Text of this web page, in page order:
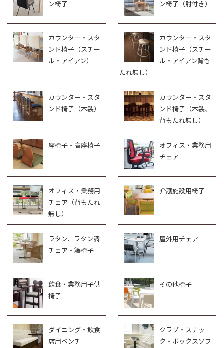
ン椅子 ン椅子（肘付き）
カウンター・スタ
ンド椅子（スチー
ル・アイアン）
カウンター・スタ
ンド椅子（スチー
ル・アイアン背も
たれ無し）
カウンター・スタ
ンド椅子（木製）
カウンター・スタ
ンド椅子（木製、
背もたれ無し）
座椅子・高座椅子
オフィス・業務用
チェア
オフィス・業務用
チェア（背もたれ
無し）
介護施設用椅子
ラタン、ラタン調
チェア・籐椅子
屋外用チェア
飲食・業務用子供
椅子
その他椅子
ダイニング・飲食
店用ベンチ
クラブ・スナッ
ク・ボックスソフ